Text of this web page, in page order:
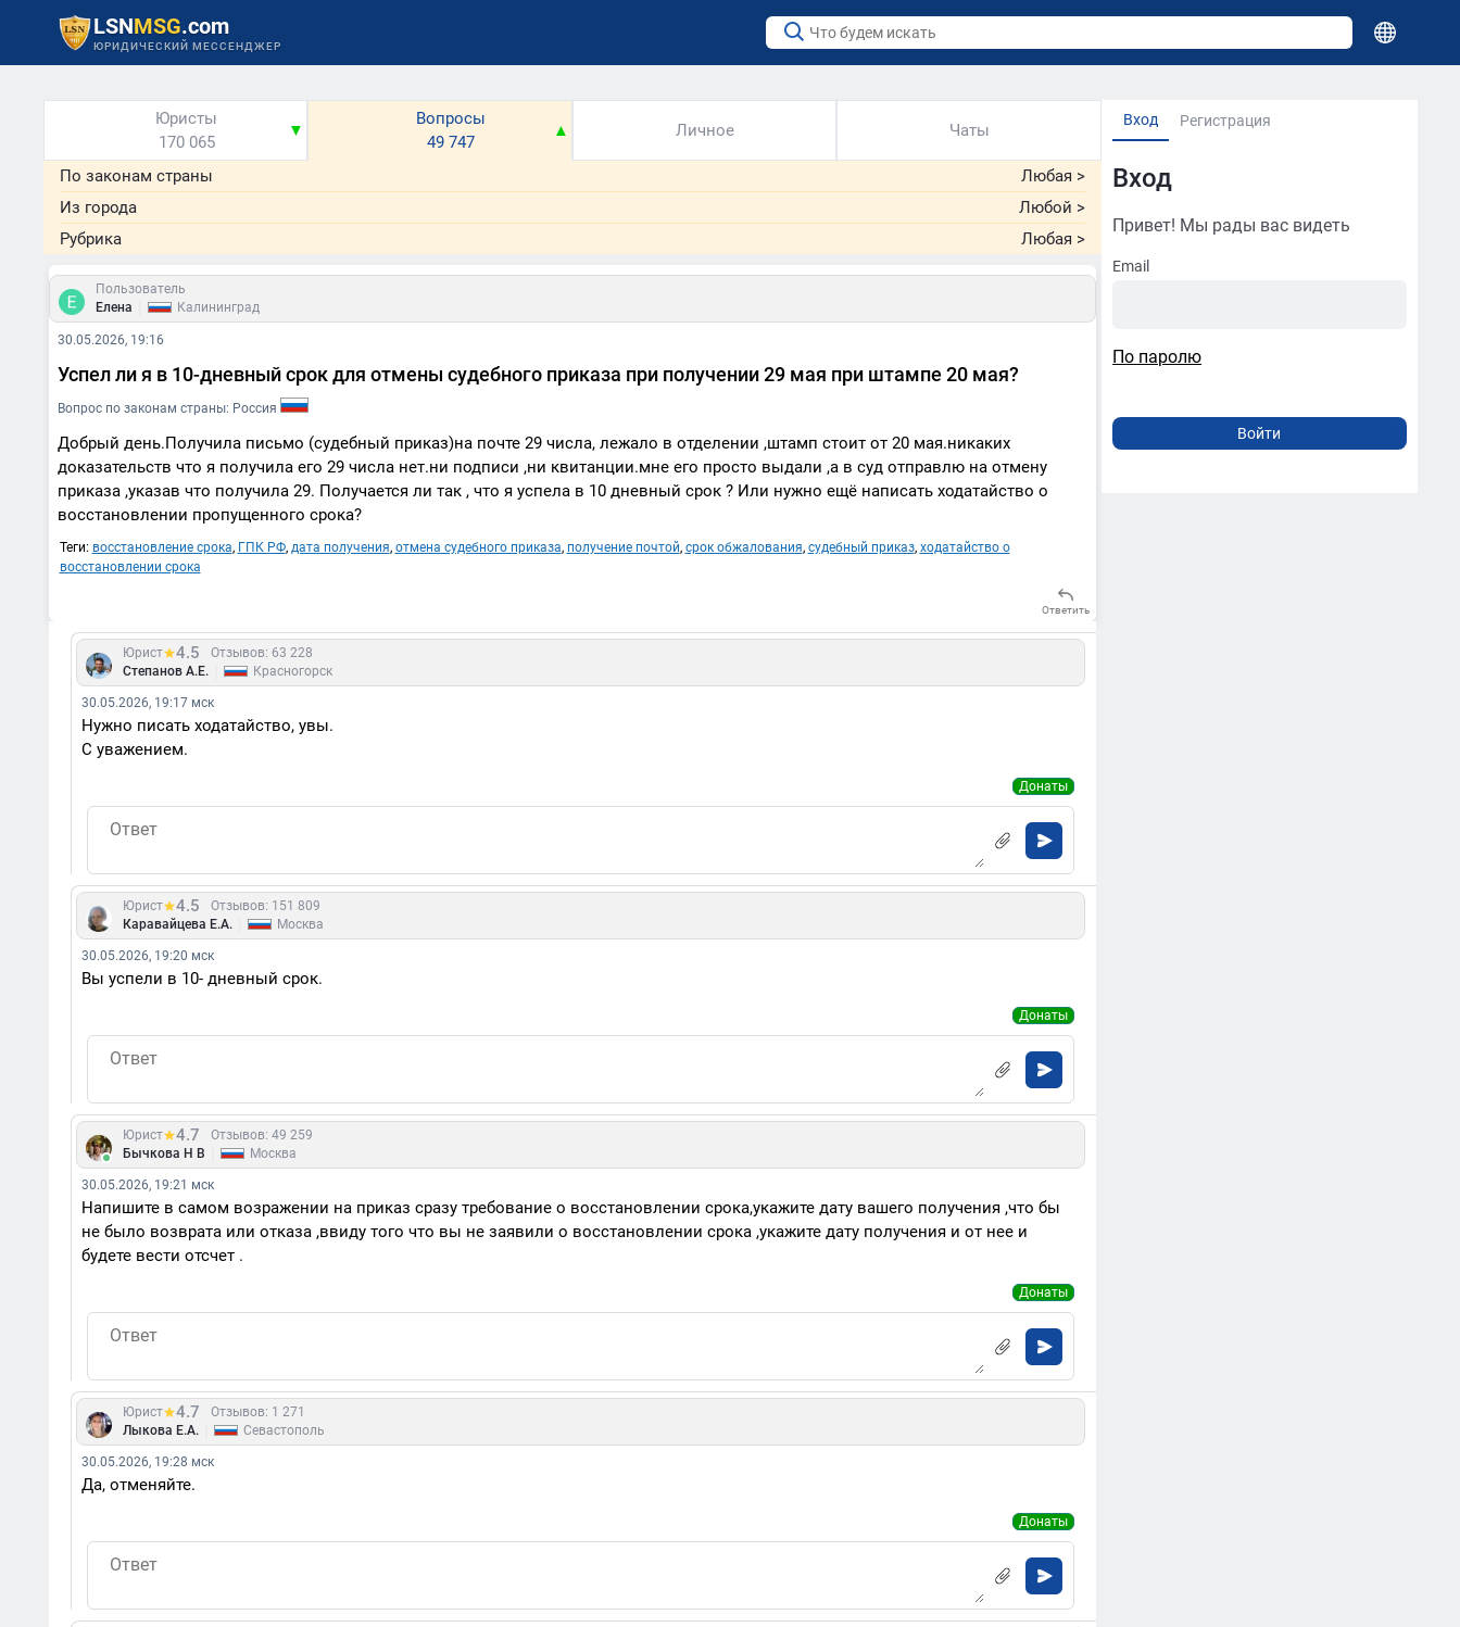
LSNMSG.com
ЮРИДИЧЕСКИЙ МЕССЕНДЖЕР
Вход Регистрация
Вход
Привет! Мы рады вас видеть
Email
По паролю
Юристы
170 065
▼
Вопросы
49 747
▲ Личное Чаты
По законам страны Любая >
Из города
Любой >
Рубрика
Любая >
Пользователь
Елена
Калининград
30.05.2026, 19:16
Успел ли я в 10-дневный срок для отмены судебного приказа при получении 29 мая при штампе 20 мая?
Вопрос по законам страны: Россия
Добрый день.Получила письмо (судебный приказ)на почте 29 числа, лежало в отделении ,штамп стоит от 20 мая.никаких
доказательств что я получила его 29 числа нет.ни подписи ,ни квитанции.мне его просто выдали ,а в суд отправлю на отмену
приказа ,указав что получила 29. Получается ли так , что я успела в 10 дневный срок ? Или нужно ещё написать ходатайство о
восстановлении пропущенного срока?
Теги: восстановление срока, ГПК РФ, дата получения, отмена судебного приказа, получение почтой, срок обжалования, судебный приказ, ходатайство о
восстановлении срока
Ответить
Юрист 4.5
Отзывов: 63 228
Степанов А.Е.
Красногорск
30.05.2026, 19:17 мск
Нужно писать ходатайство, увы.
С уважением.
Донаты
Юрист 4.5
Отзывов: 151 809
Каравайцева Е.А.
Москва
30.05.2026, 19:20 мск
Вы успели в 10- дневный срок.
Донаты
Юрист 4.7
Отзывов: 49 259
Бычкова Н В
Москва
30.05.2026, 19:21 мск
Напишите в самом возражении на приказ сразу требование о восстановлении срока,укажите дату вашего получения ,что бы
не было возврата или отказа ,ввиду того что вы не заявили о восстановлении срока ,укажите дату получения и от нее и
будете вести отсчет .
Донаты
Юрист 4.7
Отзывов: 1 271
Лыкова Е.А.
Севастополь
30.05.2026, 19:28 мск
Да, отменяйте.
Донаты